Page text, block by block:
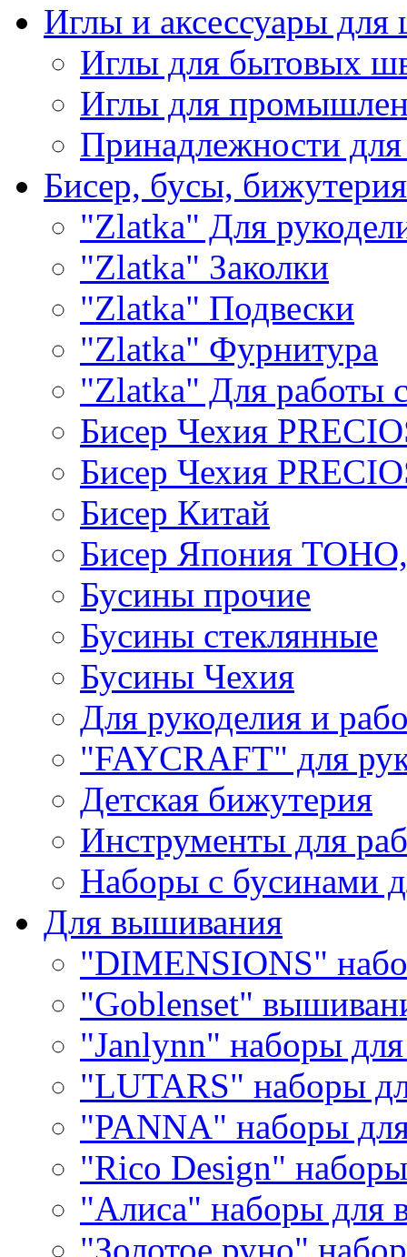
Иглы и аксессуары
Иглы для бытовых
Иглы для
Принадлежности
Бисер, бусы, бижутерия
"Zlatka" Для
"Zlatka" Заколки
"Zlatka" Подвески
"Zlatka" Фурнитура
"Zlatka" Для работы
Бисер Чехия
Бисер Чехия
Бисер Китай
Бисер Япония
Бусины прочие
Бусины стеклянные
Бусины Чехия
Для рукоделия и
"FAYCRAFT" для
Детская бижутерия
Инструменты для
Наборы с бусинами
Для вышивания
"DIMENSIONS"
"Goblenset"
"Janlynn" наборы
"LUTARS" наборы
"PANNA" наборы
"Rico Design"
"Алиса" наборы для
"Золотое руно"